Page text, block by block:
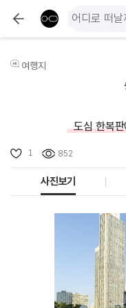
여행지
도심 한복
1 852
사진보기